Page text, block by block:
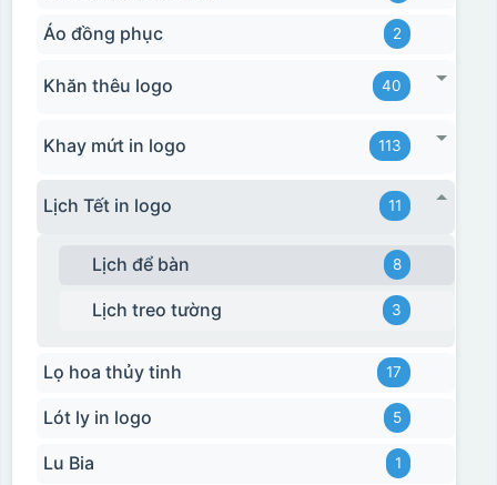
Áo đồng phục 2
Khăn thêu logo 40
Khay mứt in logo 113
Lịch Tết in logo 11
Lịch để bàn 8
Lịch treo tường 3
Lọ hoa thủy tinh 17
Lót ly in logo 5
Lu Bia 1